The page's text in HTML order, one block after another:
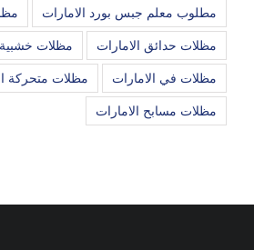
مطلوب معلم جبس بورد الامارات
مظلات حدائق الامارات مظلات خشبية
مظلات في الامارات مظلات متحركة
مظلات مسابح الامارات